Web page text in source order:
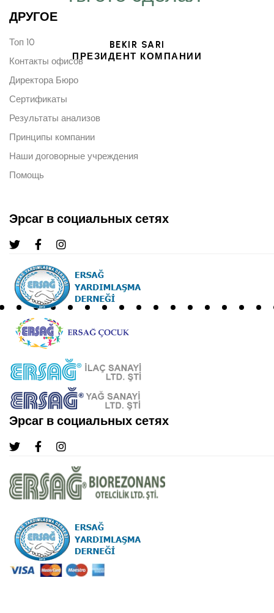
BEKIR SARI
ПРЕЗИДЕНТ КОМПАНИИ
ДРУГОЕ
Топ 10
Контакты офисов
Директора Бюро
Сертификаты
Результаты анализов
Принципы компании
Наши договорные учреждения
Помощь
Эрсаг в социальных сетях
Эрсаг в социальных сетях